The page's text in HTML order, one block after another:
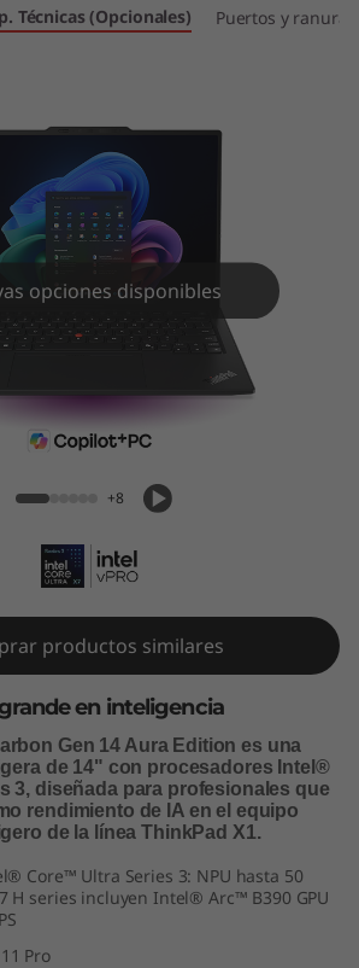
Gen 14 Aura
Técnicas (Opcionales) Puertos y ranuras
opciones disponibles
+8
productos similares
en inteligencia
Gen 14 Aura Edition es una
de 14" con procesadores Intel®
3, diseñada para profesionales que
rendimiento de IA en el equipo
de la línea ThinkPad X1.
Core™ Ultra Series 3: NPU hasta 50
H series incluyen Intel® Arc™ B390 GPU
Pro